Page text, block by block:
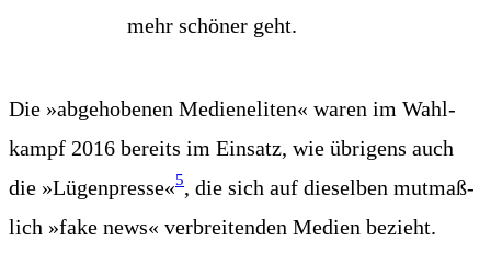
mehr schö­ner geht.
Die »abge­ho­be­nen Medi­en­eli­ten« waren im Wahl­
kampf 2016 bereits im Ein­satz, wie übri­gens auch
die »Lügen­pres­se«5, die sich auf die­sel­ben mut­maß­
lich »fake news« ver­brei­ten­den Medi­en bezieht.